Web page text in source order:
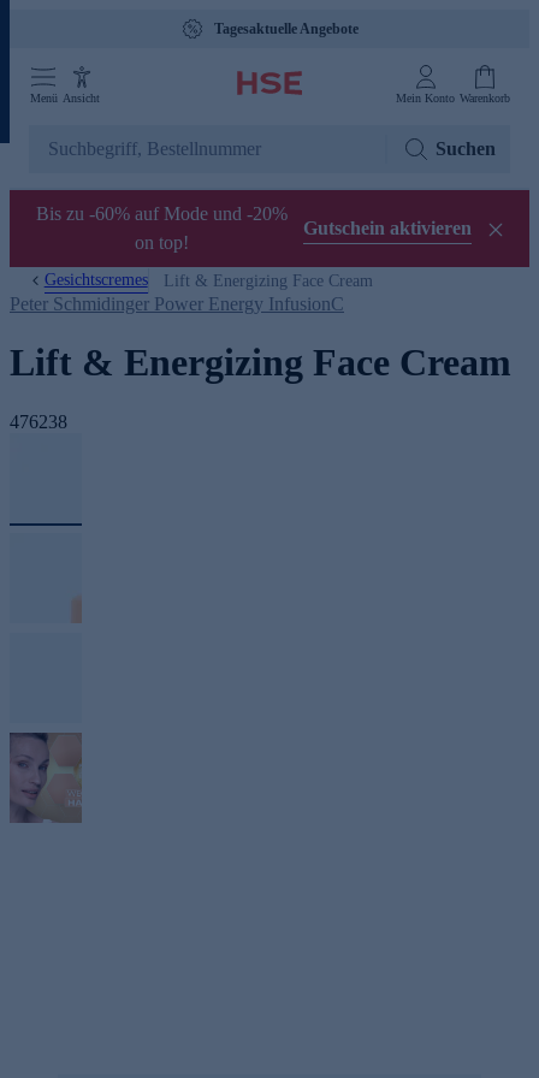
Tagesaktuelle Angebote
Menü Ansicht Mein Konto Warenkorb
Suchen
Bis zu -60% auf Mode und -20%
on top!
Gutschein aktivieren
Gesichtscremes Lift & Energizing Face Cream
Peter Schmidinger Power Energy InfusionC
Lift & Energizing Face Cream
476238